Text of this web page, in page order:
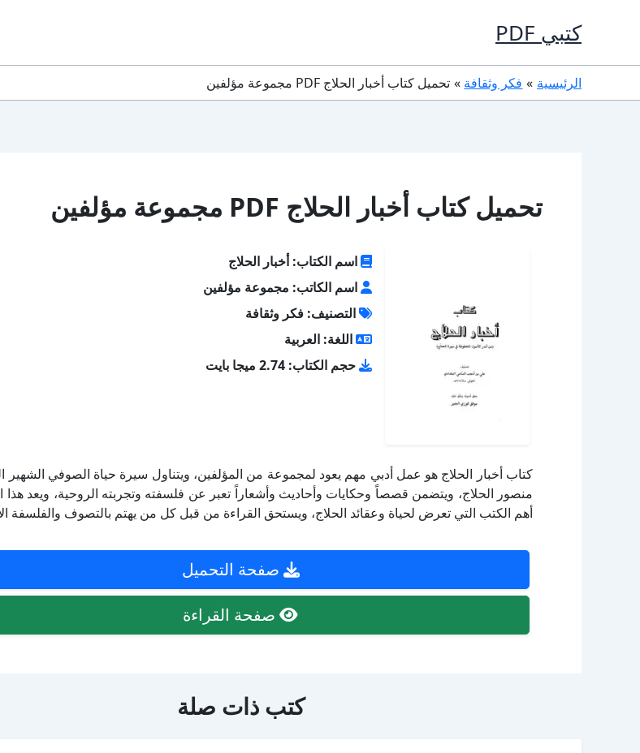
كتبي PDF
الرئيسية فكر وثقافة تحميل كتاب أخبار الحلاج PDF مجموعة مؤلفين
تحميل كتاب أخبار الحلاج PDF مجموعة مؤلفين
اسم الكتاب: أخبار الحلاج
اسم الكاتب: مجموعة مؤلفين
التصنيف: فكر وثقافة
اللغة: العربية
حجم الكتاب: 2.74 ميجا بايت
كتاب أخبار الحلاج هو عمل أدبي مهم يعود لمجموعة من المؤلفين، ويتناول سيرة حياة الصوفي الشهير
منصور الحلاج، ويتضمن قصصاً وحكايات وأحاديث وأشعاراً تعبر عن فلسفته وتجربته الروحية، ويعد هذا
أهم الكتب التي تعرض لحياة وعقائد الحلاج، ويستحق القراءة من قبل كل من يهتم بالتصوف والفلسفة
صفحة التحميل
صفحة القراءة
كتب ذات صلة